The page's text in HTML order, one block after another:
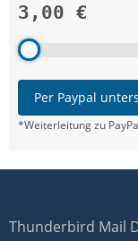
3,00 €
Per Paypal
*Weiterleitung zu
Thunderbird Mail